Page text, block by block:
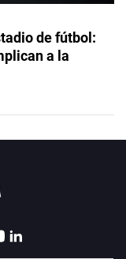
de fútbol:
a la